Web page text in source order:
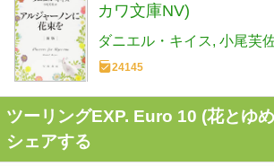
カワ文庫NV)
ダニエル・キイス 小尾芙
24145
ツーリングEXP. Euro 10 (花とゆ
シェアする